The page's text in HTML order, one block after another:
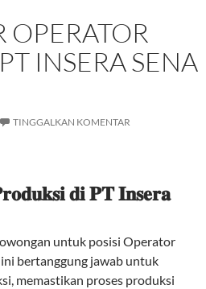
OPERATOR
INSERA SENA
TINGGALKAN KOMENTAR
𝐝𝐢 𝐏𝐓 𝐈𝐧𝐬𝐞𝐫𝐚
untuk posisi Operator
bertanggung jawab untuk
memastikan proses produksi